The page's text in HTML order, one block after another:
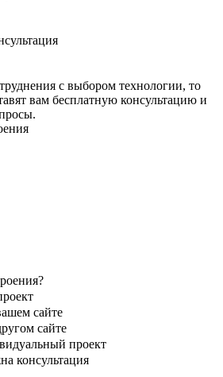
с выбором технологии, то
вам бесплатную консультацию и
сайте
сайте
проект
консультация